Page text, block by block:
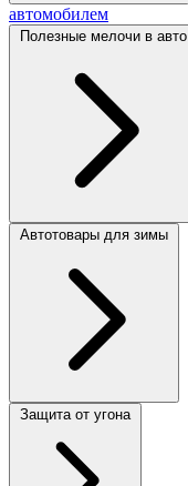
автомобилем
Полезные мелочи в авто
Автотовары для зимы
Защита от угона